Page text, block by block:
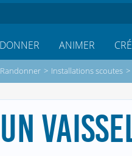
ANIMER
> Installations scoutes >
UN